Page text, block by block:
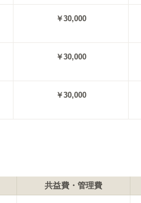
￥30,000
￥30,000
￥30,000
共益費・管理費